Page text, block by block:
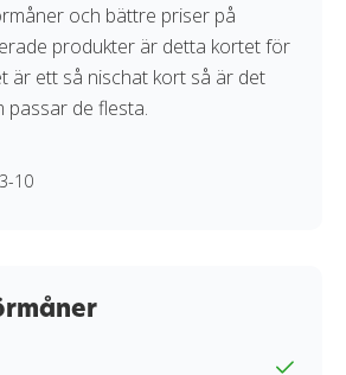
och bättre priser på
produkter är detta kortet för
är ett så nischat kort så är det
passar de flesta.
10